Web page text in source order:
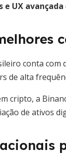
UX avançada
conta
de alta
cripto, a
de ativos